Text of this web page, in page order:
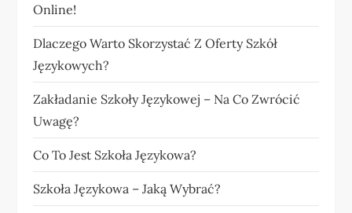
Online!
Dlaczego Warto Skorzystać Z Oferty Szkół
Językowych?
Zakładanie Szkoły Językowej – Na Co Zwrócić
Uwagę?
Co To Jest Szkoła Językowa?
Szkoła Językowa – Jaką Wybrać?